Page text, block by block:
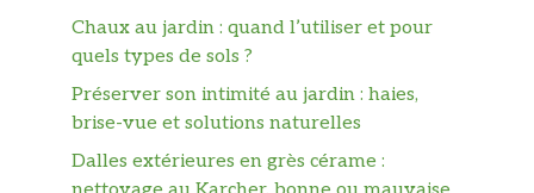
Chaux au jardin : quand l’utiliser et pour
quels types de sols ?
Préserver son intimité au jardin : haies,
brise-vue et solutions naturelles
Dalles extérieures en grès cérame :